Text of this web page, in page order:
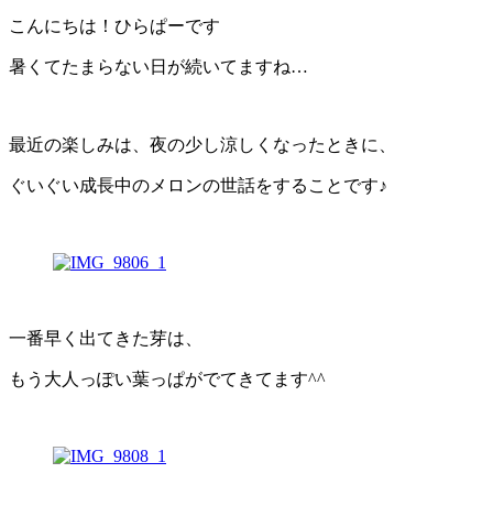
こんにちは！ひらぱーです
暑くてたまらない日が続いてますね…
最近の楽しみは、夜の少し涼しくなったときに、
ぐいぐい成長中のメロンの世話をすることです♪
一番早く出てきた芽は、
もう大人っぽい葉っぱがでてきてます^^